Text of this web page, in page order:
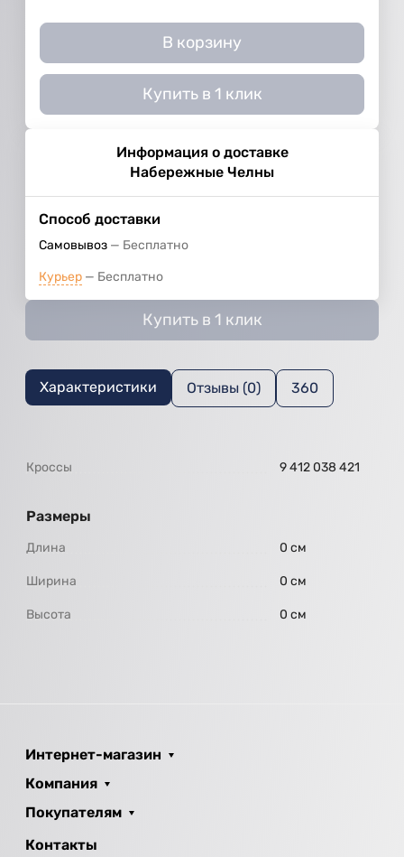
В корзину
Купить в 1 клик
Информация о доставке
Набережные Челны
Способ доставки
Самовывоз Бесплатно
Курьер Бесплатно
Купить в 1 клик
Характеристики Отзывы (0) 360
Кроссы 9 412 038 421
Размеры
Длина 0 см
Ширина 0 см
Высота 0 см
Интернет-магазин
Компания
Покупателям
Контакты